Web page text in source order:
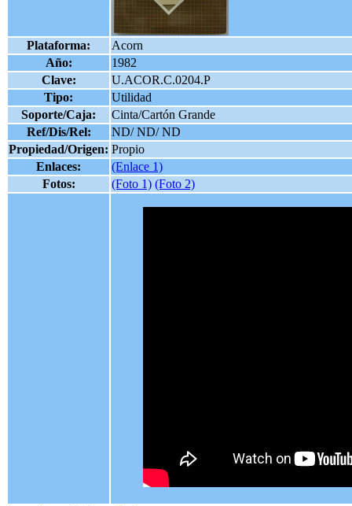
Plataforma:
Acorn
Año:
1982
Clave:
U.ACOR.C.0204.P
Tipo:
Utilidad
Soporte/Caja:
Cinta/Cartón Grande
Ref/Dis/Rel:
ND/ ND/ ND
Propiedad/Origen: Propio
Enlaces:
(Enlace 1)
Fotos:
(Foto 1) (Foto 2)